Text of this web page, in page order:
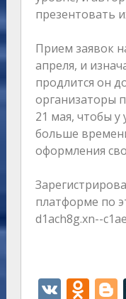
презентовать
Прием заявок
апреля, и
продлится он
организаторы
21 мая, чтобы
больше
оформления
платформе по
d1ach8g.xn--
V O